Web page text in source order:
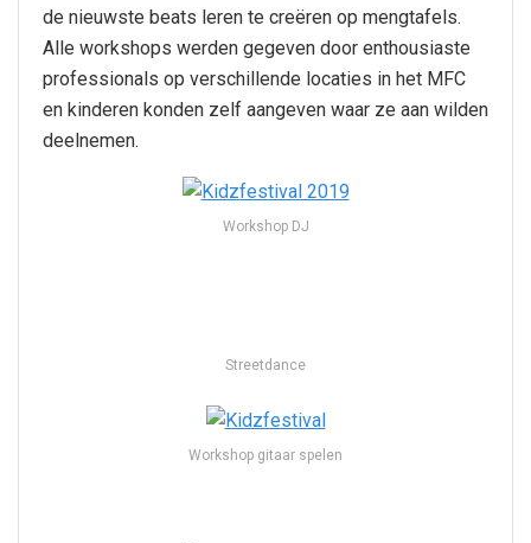
de nieuwste beats leren te creëren op mengtafels.
Alle workshops werden gegeven door enthousiaste
professionals op verschillende locaties in het MFC
en kinderen konden zelf aangeven waar ze aan wilden
deelnemen.
Workshop DJ
Streetdance
Workshop gitaar spelen